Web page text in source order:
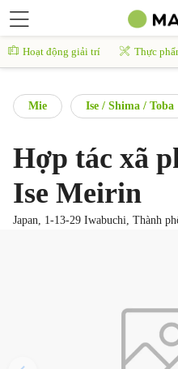
Hoạt động giải trí Thực
Mie Ise / Shima / Toba
Hợp tác xã
Ise Meirin
Japan, 1-13-29 Iwabuchi, Thành